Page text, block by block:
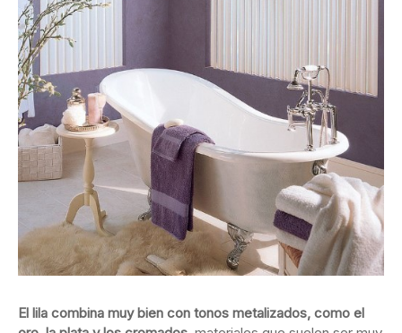
El lila combina muy bien con tonos metalizados, como el